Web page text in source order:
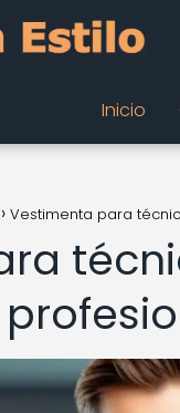
Inicio
Vestimenta para